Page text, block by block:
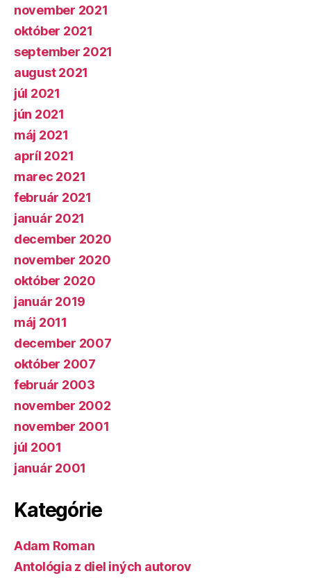
november 2021
október 2021
september 2021
august 2021
júl 2021
jún 2021
máj 2021
apríl 2021
marec 2021
február 2021
január 2021
december 2020
november 2020
október 2020
január 2019
máj 2011
december 2007
október 2007
február 2003
november 2002
november 2001
júl 2001
január 2001
Kategórie
Adam Roman
Antológia z diel iných autorov